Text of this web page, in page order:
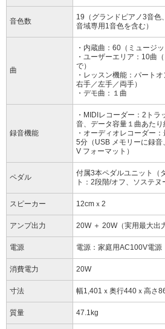
音色数
19（グランドピアノ3音色
音域専用1音色を含む）
曲
・内蔵曲：60（ミュージ
・ユーザーエリア：10曲
で）
・レッスン機能：パート
右手／左手／両手）
・デモ曲：１曲
録音機能
・MIDIレコーダー：2ト
音、データ容量１曲あた
・オーディオレコーダー
5分（USB メモリーに録
V フォーマット）
ペダル
付属3本ペダルユニット（
ト：2段階/オフ、ソステヌ
スピーカー 12cmｘ2
アンプ出力 20W ＋ 20W（実用最大出
電源 電源：家庭用AC100V電源
消費電力 20W
寸法 幅1,401ｘ奥行440ｘ高さ
質量 47.1kg